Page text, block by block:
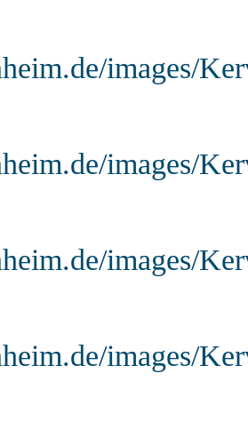
images/
images/
images/
images/